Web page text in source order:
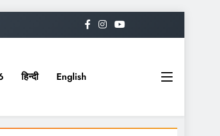
हिन्दी English